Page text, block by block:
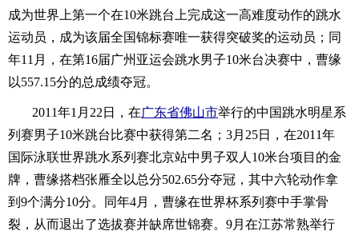
成为世界上第一个在10米跳台上完成这一高难度动作的跳水
运动员，成为该届全国锦标赛唯一获得突破奖的运动员；同
年11月，在第16届广州亚运会跳水男子10米台决赛中，曹缘
以557.15分的总成绩夺冠。
2011年1月22日，在广东省佛山市举行的中国跳水明星系
列赛男子10米跳台比赛中获得第二名；3月25日，在2011年
国际泳联世界跳水系列赛北京站中男子双人10米台项目的金
牌，曹缘搭档张雁全以总分502.65分夺冠，其中六轮动作拿
到9个满分10分。同年4月，曹缘在世界杯系列赛中手掌骨
裂，从而退出了选拔赛并缺席世锦赛。9月在江苏常熟举行